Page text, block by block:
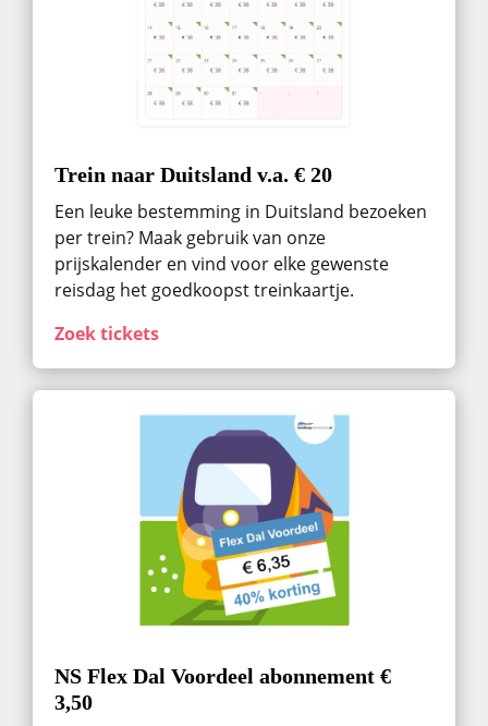
Trein naar Duitsland v.a. € 20
Een leuke bestemming in Duitsland bezoeken
per trein? Maak gebruik van onze
prijskalender en vind voor elke gewenste
reisdag het goedkoopst treinkaartje.
Zoek tickets
NS Flex Dal Voordeel abonnement €
3,50